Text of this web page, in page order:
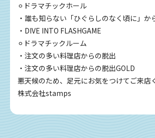
⚪︎ドラマチックホール
・誰も知らない「ひぐらしのなく頃に」か
・DIVE INTO FLASHGAME
⚪︎ドラマチックルーム
・注文の多い料理店からの脱出
・注文の多い料理店からの脱出GOLD
悪天候のため、足元にお気をつけてご来店
株式会社stamps